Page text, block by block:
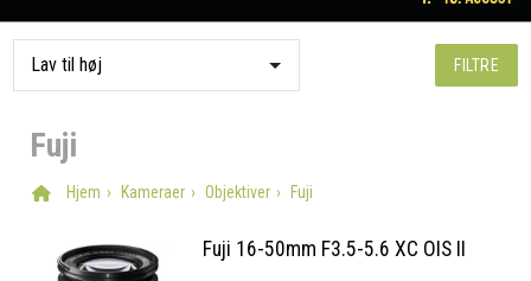
FILTRE
Fuji
Hjem Kameraer Objektiver Fuji
Fuji 16-50mm F3.5-5.6 XC OIS II